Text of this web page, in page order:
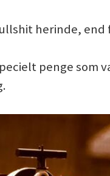
herinde,
penge som